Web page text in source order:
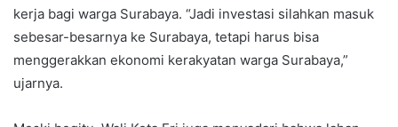
kerja bagi warga Surabaya. “Jadi investasi silahkan masuk
sebesar-besarnya ke Surabaya, tetapi harus bisa
menggerakkan ekonomi kerakyatan warga Surabaya,”
ujarnya.